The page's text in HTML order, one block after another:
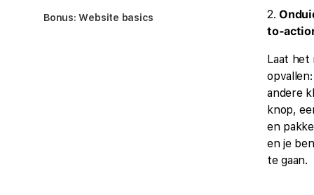
Bonus: Website basics 2.
to-
Laat het
opvallen:
andere
knop,
en
en je
te gaan.